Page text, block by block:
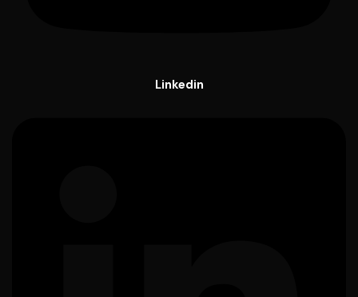
Linkedin